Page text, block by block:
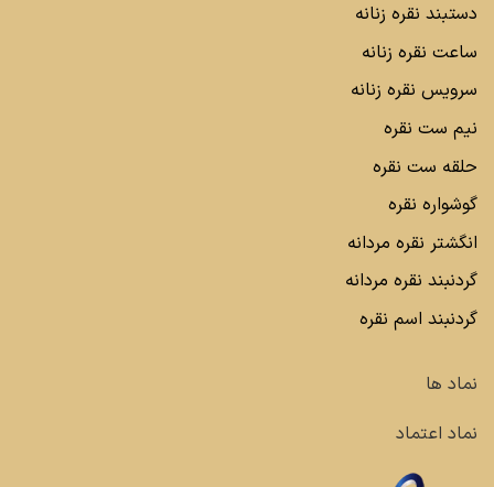
دستبند نقره زنانه
ساعت نقره زنانه
سرویس نقره زنانه
نیم ست نقره
حلقه ست نقره
گوشواره نقره
انگشتر نقره مردانه
گردنبند نقره مردانه
گردنبند اسم نقره
نماد ها
نماد اعتماد